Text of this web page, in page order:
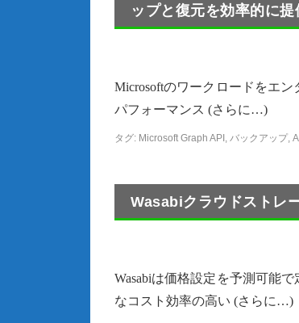
ップと復元を効率的に
Microsoftのワークロードをエ
パフォーマンス (さらに…)
タグ: Microsoft Graph API, バックアップ,
Wasabiクラウドストレ
Wasabiは価格設定を予測可能
なコスト効率の高い (さらに…)